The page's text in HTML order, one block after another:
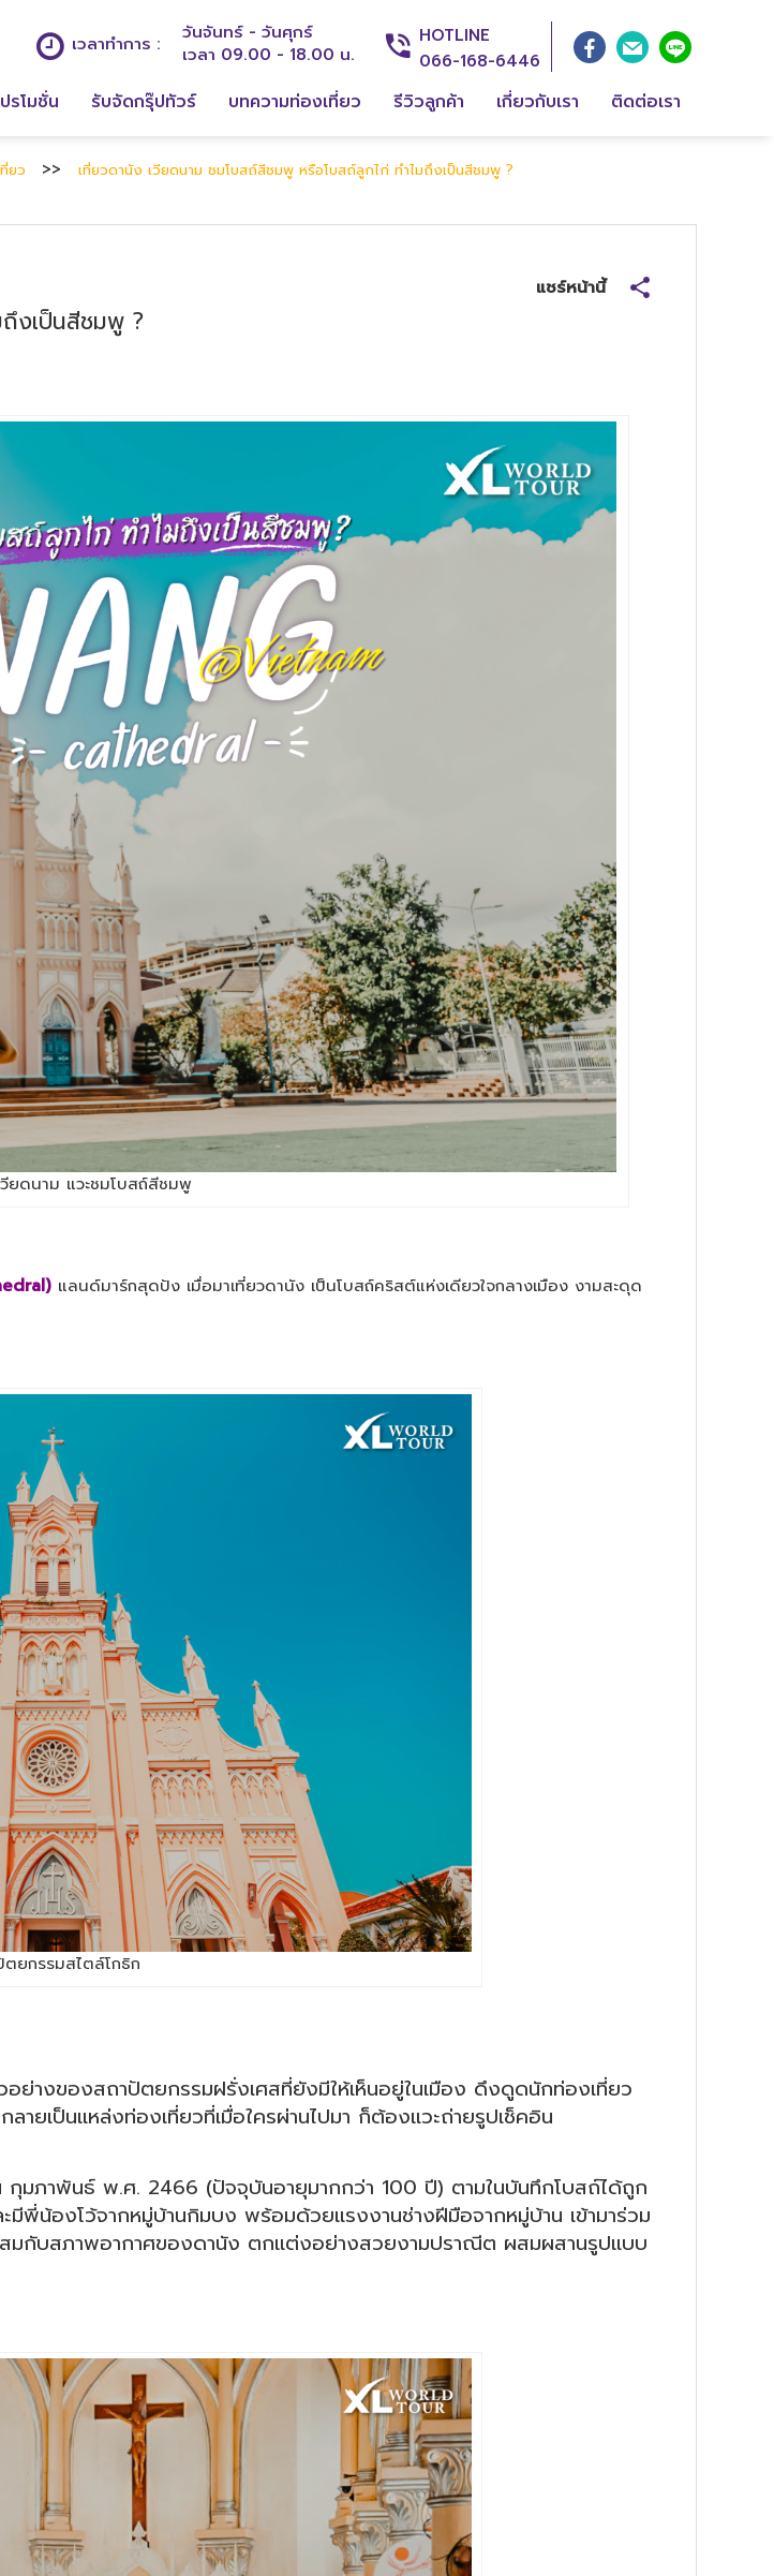
เวลาทำการ :
วันจันทร์ - วันศุกร์
เวลา 09.00 - 18.00 น.
HOTLINE
066-168-6446
รโมชั่น รับจัดกรุ๊ปทัวร์ บทความท่องเที่ยว รีวิวลูกค้า เกี่ยวกับเรา ติดต่อเรา
ยว เที่ยวดานัง เวียดนาม ชมโบสถ์สีชมพู หรือโบสถ์ลูกไก่ ทำไมถึงเป็นสีชมพู ?
แชร์หน้านี้
งเป็นสีชมพู ?
วียดนาม แวะชมโบสถ์สีชมพู
แลนด์มาร์กสุดปัง เมื่อมาเที่ยวดานัง เป็นโบสถ์คริสต์แห่งเดียวใจกลางเมือง งามสะดุด
ตยกรรมสไตล์โกธิก
ย่างของสถาปัตยกรรมฝรั่งเศสที่ยังมีให้เห็นอยู่ในเมือง ดึงดูดนักท่องเที่ยว
เป็นแหล่งท่องเที่ยวที่เมื่อใครผ่านไปมา ก็ต้องแวะถ่ายรูปเช็คอิน
น กุมภาพันธ์ พ.ศ. 2466 (ปัจจุบันอายุมากกว่า 100 ปี) ตามในบันทึกโบสถ์ได้ถูก
พี่น้องโว้จากหมู่บ้านกิมบง พร้อมด้วยแรงงานช่างฝีมือจากหมู่บ้าน เข้ามาร่วม
สมกับสภาพอากาศของดานัง ตกแต่งอย่างสวยงามปราณีต ผสมผสานรูปแบบ